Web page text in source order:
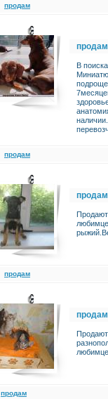
продам
продам
В
продам
продам
продам
продам
продам